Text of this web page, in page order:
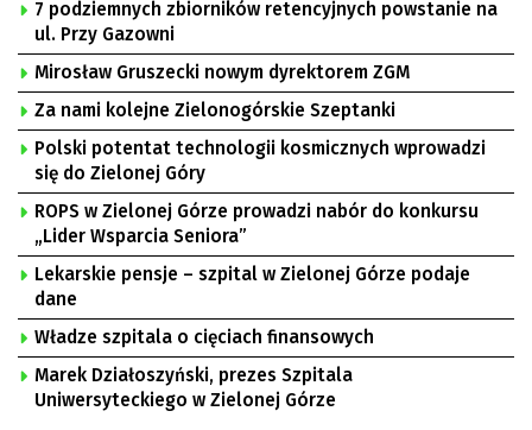
7 podziemnych zbiorników retencyjnych powstanie na
ul. Przy Gazowni
Mirosław Gruszecki nowym dyrektorem ZGM
Za nami kolejne Zielonogórskie Szeptanki
Polski potentat technologii kosmicznych wprowadzi
się do Zielonej Góry
ROPS w Zielonej Górze prowadzi nabór do konkursu
„Lider Wsparcia Seniora”
Lekarskie pensje – szpital w Zielonej Górze podaje
dane
Władze szpitala o cięciach finansowych
Marek Działoszyński, prezes Szpitala
Uniwersyteckiego w Zielonej Górze